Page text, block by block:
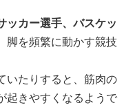
ッカー選手、バスケッ
脚を頻繁に動かす競技
いたりすると、筋肉の
起きやすくなるようで